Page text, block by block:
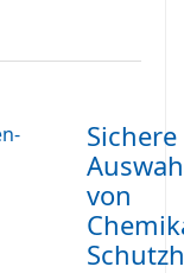
Sichere
von